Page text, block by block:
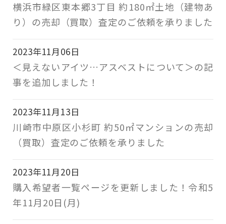
横浜市緑区東本郷3丁目 約180㎡土地（建物あ
り）の売却（買取）査定のご依頼を承りました
2023年11月06日
＜見えないアイツ…アスベストについて＞の記
事を追加しました！
2023年11月13日
川崎市中原区小杉町 約50㎡マンションの売却
（買取）査定のご依頼を承りました
2023年11月20日
購入希望者一覧ページを更新しました！令和5
年11月20日(月)